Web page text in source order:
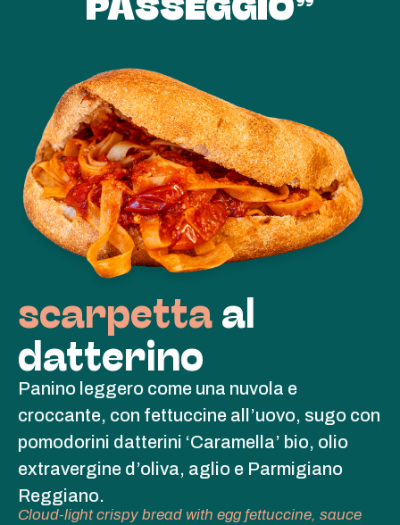
scarpettaal
datterino
Panino leggero come una nuvola e
croccante, con fettuccine all’uovo, sugo con
pomodorini datterini ‘Caramella’ bio, olio
extravergine d’oliva, aglio e Parmigiano
Reggiano.
Cloud-light crispy bread with egg fettuccine, sauce